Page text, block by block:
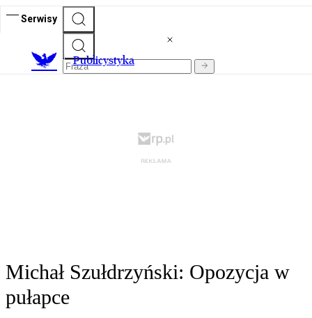
Serwisy
Publicystyka
Michał Szułdrzyński: Opozycja w
pułapce